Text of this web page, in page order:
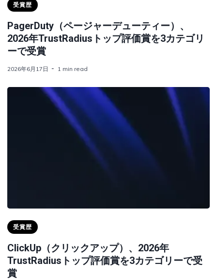
受賞歴
PagerDuty（ページャーデューティー）、
2026年TrustRadiusトップ評価賞を3カテゴリ
ーで受賞
2026年6月17日 1 min read
受賞歴
ClickUp（クリックアップ）、2026年
TrustRadiusトップ評価賞を3カテゴリーで受
賞